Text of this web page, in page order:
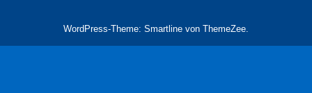
WordPress-Theme: Smartline von ThemeZee.